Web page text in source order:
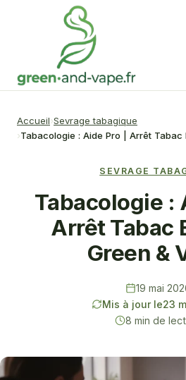
Accueil Sevrage tabagique
Tabacologie : Aide Pro | Arrêt
SEVRAGE
Tabacologie :
Arrêt Tabac
Green &
19 mai
Mis à jour le23
8 min de